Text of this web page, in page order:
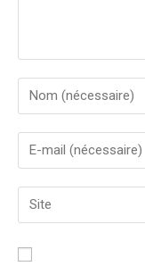
username
to
comment
address
to